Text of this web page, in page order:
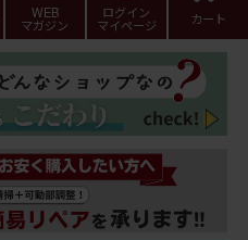
WEB
マガジン
ログイン
マイページ カート